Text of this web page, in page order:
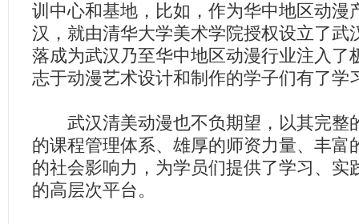
训中心和基地，比如，作为华中地区动漫
汉，就由清华大学美术学院授权设立了武
落成为武汉乃至华中地区动漫行业注入了
志于动漫艺术设计和制作的学子们有了学
武汉清美动漫也不负期望，以其完整
的课程管理体系、雄厚的师资力量、丰富
的社会影响力，为学员们提供了学习、实
的高层次平台。